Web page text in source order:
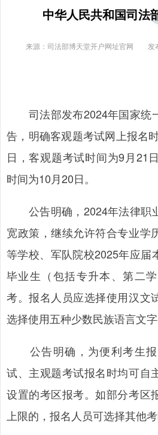
中华人民共和国司法
来源：司法部博天堂开户网址官网 发
司法部发布2024年国家统
告，明确客观题考试网上报名
日，客观题考试时间为9月21
时间为10月20日。
公告明确，2024年法律职
宽政策，继续允许符合专业学
等学校、军队院校2025年应届
毕业生（包括专升本、第二
考。报名人员应选择使用汉文
选择使用五种少数民族语言文字
公告明确，为便利考生报
试、主观题考试报名时均可自
设置的考区报考。如部分考区
上限的，报名人员可选择其他考